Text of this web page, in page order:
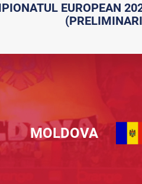
EUROPEAN
MOLDOVA